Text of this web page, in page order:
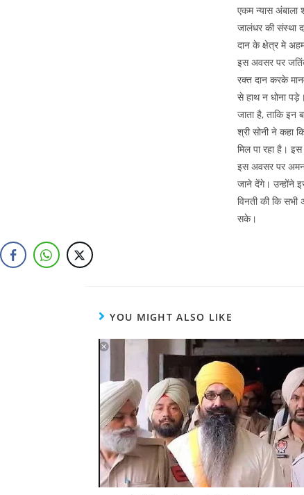
एकम न्यास अंबाला
जालंधर की संस्था
दान के क्षेत्र मे अहम
इस अवसर पर
रक्त दान करके
से हाथ न धोना
जाता है, ताकि इन
श्री सोनी ने कहा
मिल पा रहा है।
इस अवसर पर
जाने देंगे। उन्होंने
विनती की कि सभी
सके।
YOU MIGHT ALSO LIKE